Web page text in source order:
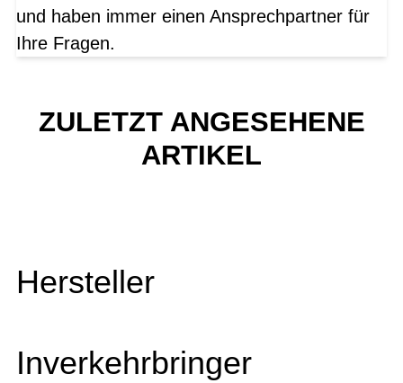
und haben immer einen Ansprechpartner für
Ihre Fragen.
ZULETZT ANGESEHENE
ARTIKEL
Hersteller
Inverkehrbringer